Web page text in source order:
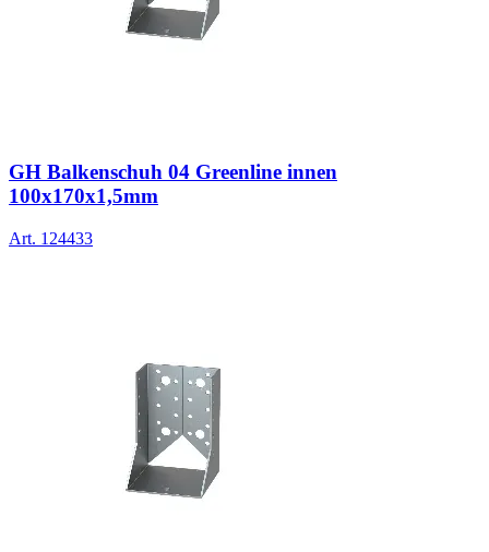
GH Balkenschuh 04 Greenline innen
100x170x1,5mm
Art. 124433